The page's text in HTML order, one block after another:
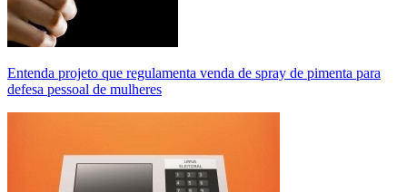
Entenda projeto que regulamenta venda de spray de pimenta para
defesa pessoal de mulheres